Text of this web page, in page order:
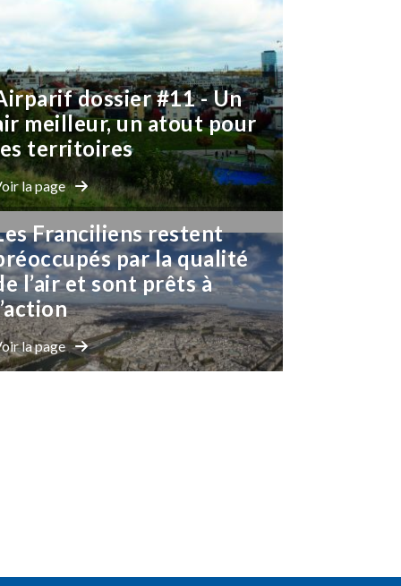
dossier #11 - Un
meilleur, un atout pour
territoires
la page
Franciliens restent
par la qualité
l’air et sont prêts à
la page